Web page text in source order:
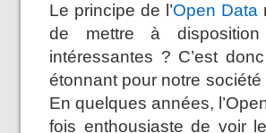
Le principe de l’Open Data
de mettre à disposition
intéressantes ? C’est
étonnant pour notre
En quelques années,
fois enthousiaste de voir